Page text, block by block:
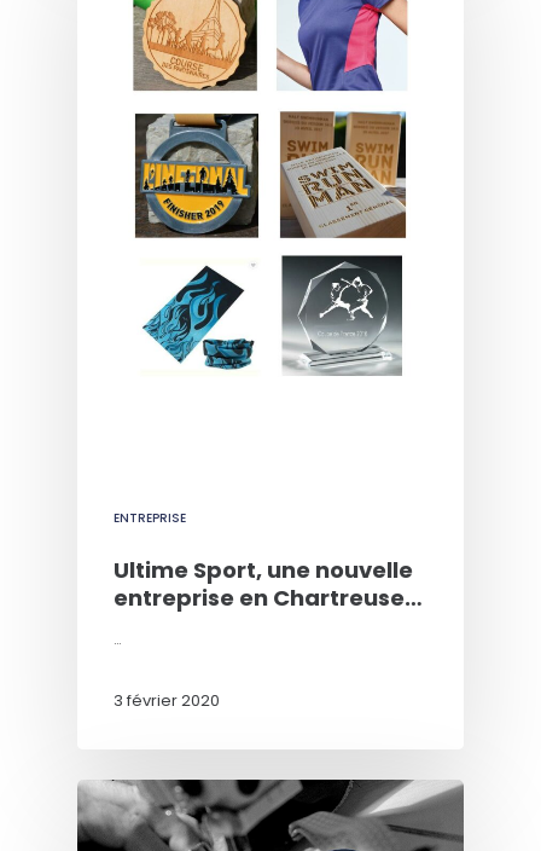
ENTREPRISE
Ultime Sport, une nouvelle
entreprise en Chartreuse…
…
3 février 2020